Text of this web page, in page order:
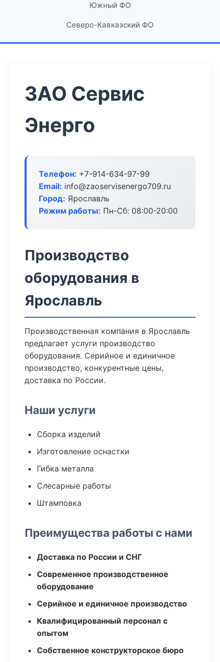
Южный ФО
Северо-Кавказский ФО
ЗАО Сервис
Энерго
Телефон: +7-914-634-97-99
Email: info@zaoservisenergo709.ru
Город: Ярославль
Режим работы: Пн-Сб: 08:00-20:00
Производство
оборудования в
Ярославль
Производственная компания в Ярославль
предлагает услуги производство
оборудования. Серийное и единичное
производство, конкурентные цены,
доставка по России.
Наши услуги
Сборка изделий
Изготовление оснастки
Гибка металла
Слесарные работы
Штамповка
Преимущества работы с нами
Доставка по России и СНГ
Современное производственное
оборудование
Серийное и единичное производство
Квалифицированный персонал с
опытом
Собственное конструкторское бюро